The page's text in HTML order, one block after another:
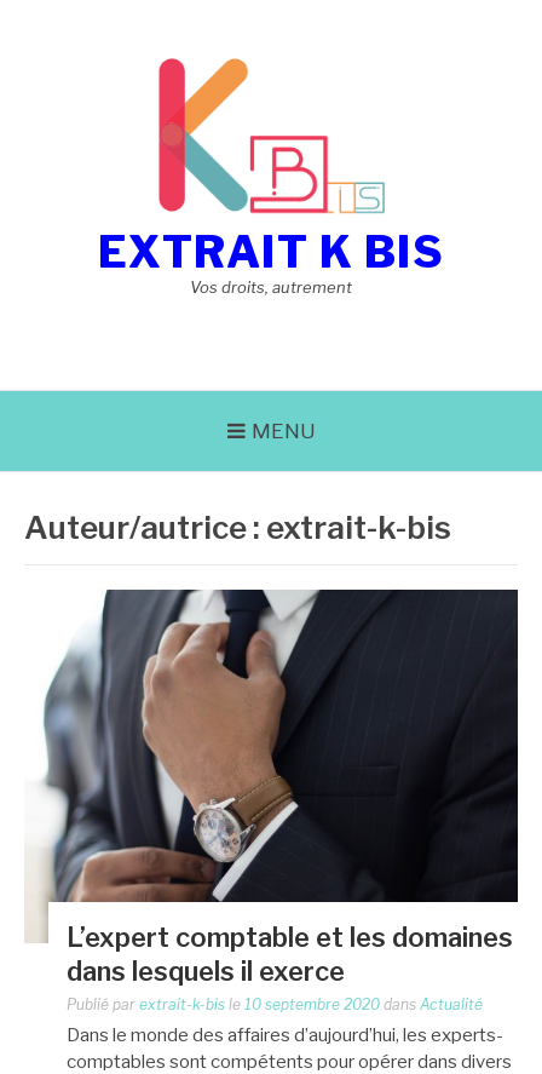
EXTRAIT K BIS
Vos droits, autrement
MENU
Auteur/autrice : extrait-k-bis
L’expert comptable et les domaines
dans lesquels il exerce
Publié par extrait-k-bis le 10 septembre 2020 dans Actualité
Dans le monde des affaires d’aujourd’hui, les experts-
comptables sont compétents pour opérer dans divers